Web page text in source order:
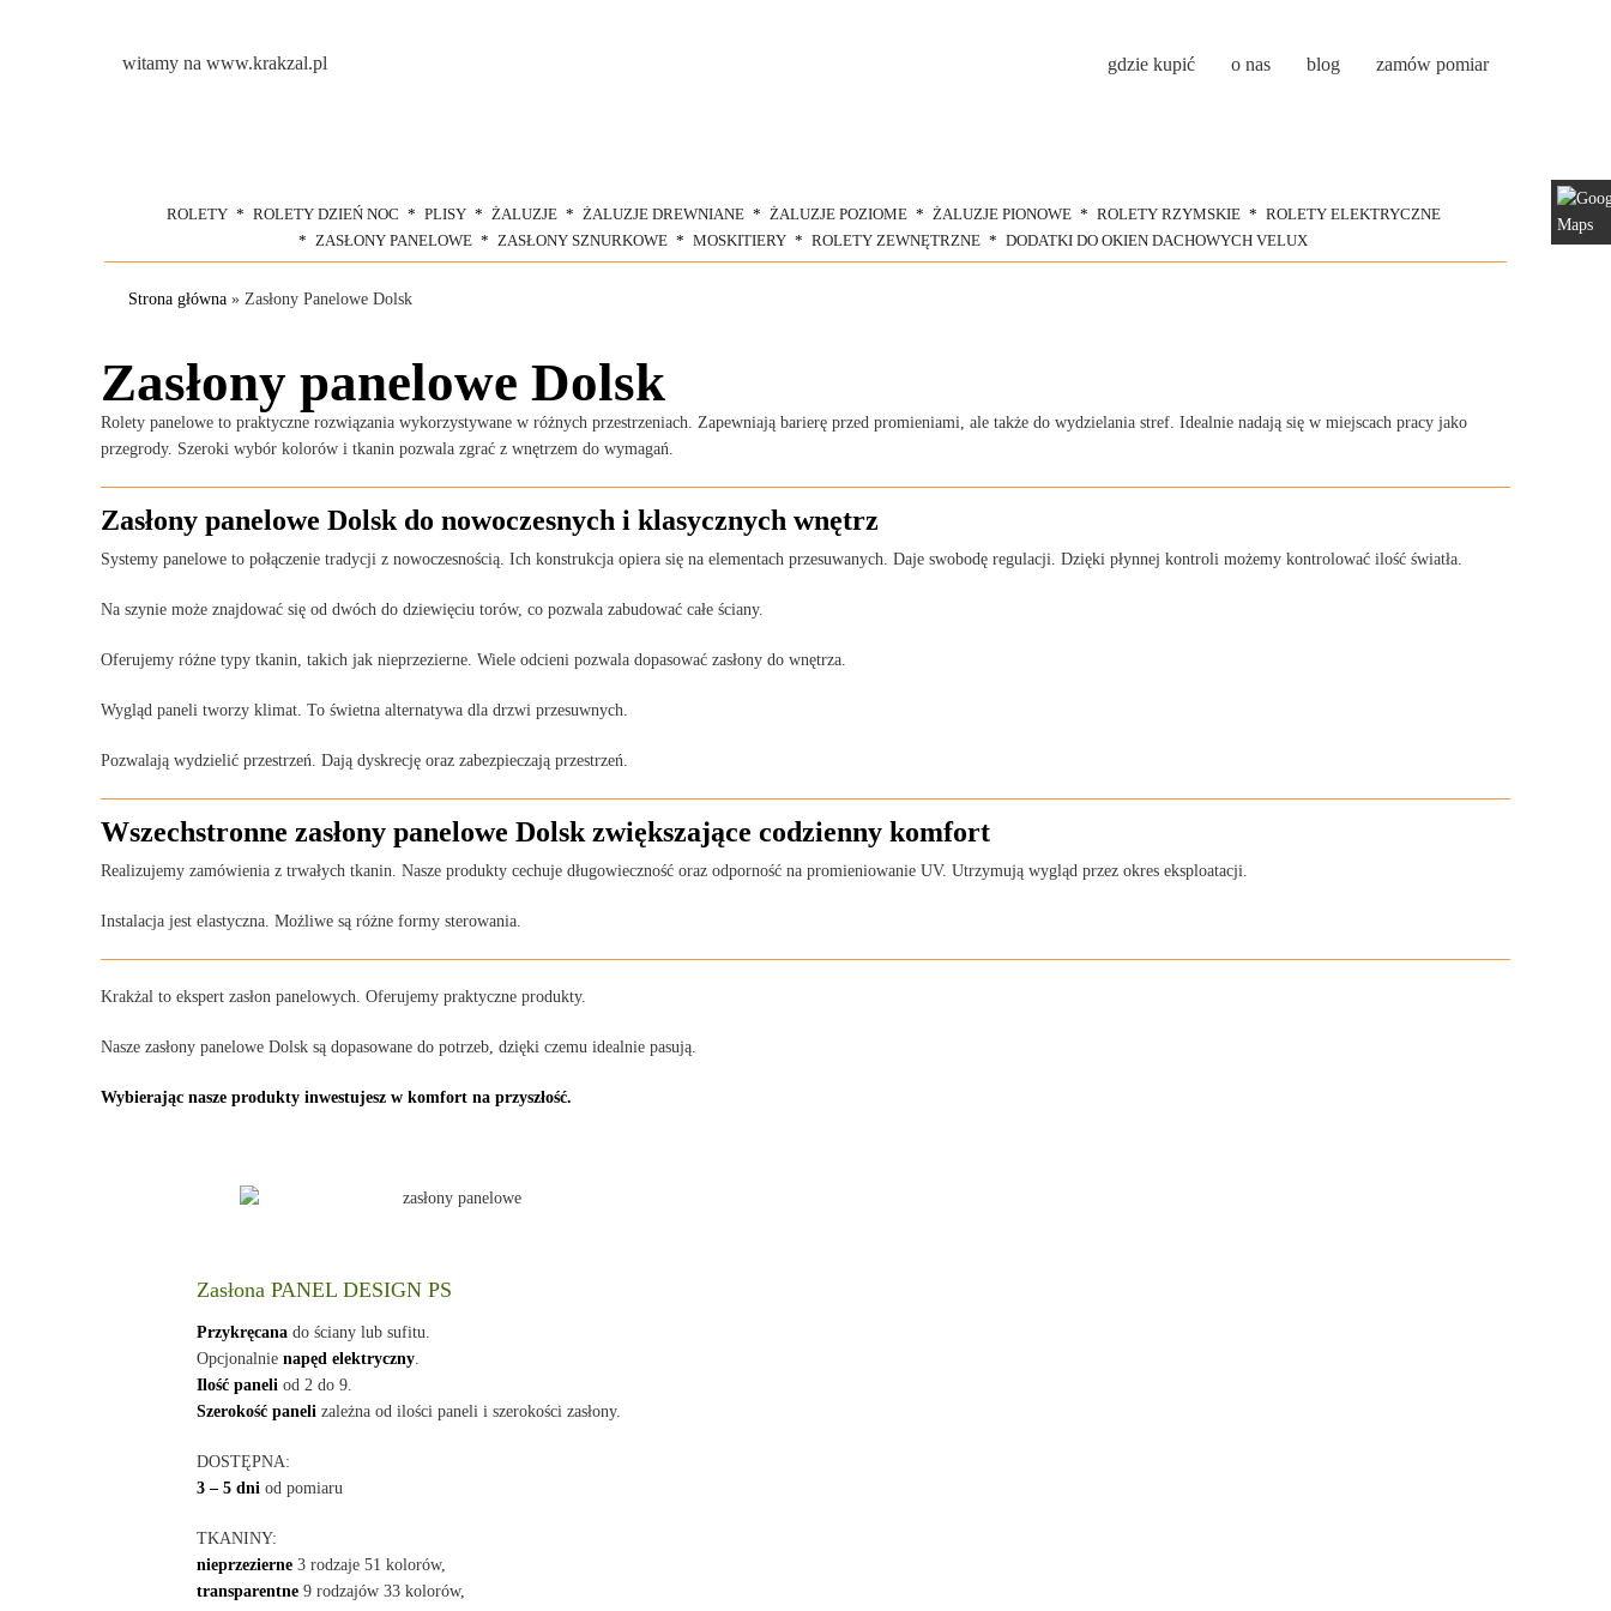
witamy na www.krakzal.pl gdzie kupić o nas blog zamów pomiar
ROLETY ROLETY DZIEŃ NOC PLISY ŻALUZJE ŻALUZJE DREWNIANE ŻALUZJE POZIOME ŻALUZJE PIONOWE ROLETY RZYMSKIE
ROLETY ELEKTRYCZNE
ZASŁONY PANELOWE
ZASŁONY SZNURKOWE MOSKITIERY ROLETY ZEWNĘTRZNE DODATKI DO OKIEN DACHOWYCH VELUX
Strona główna » Zasłony Panelowe Dolsk
Zasłony panelowe Dolsk
Rolety panelowe to praktyczne rozwiązania wykorzystywane w różnych przestrzeniach. Zapewniają barierę przed promieniami, ale także do wydzielania stref. Idealnie nadają się w miejscach pracy jako
przegrody. Szeroki wybór kolorów i tkanin pozwala zgrać z wnętrzem do wymagań.
Zasłony panelowe Dolsk do nowoczesnych i klasycznych wnętrz
Systemy panelowe to połączenie tradycji z nowoczesnością. Ich konstrukcja opiera się na elementach przesuwanych. Daje swobodę regulacji. Dzięki płynnej kontroli możemy kontrolować ilość światła.
Na szynie może znajdować się od dwóch do dziewięciu torów, co pozwala zabudować całe ściany.
Oferujemy różne typy tkanin, takich jak nieprzezierne. Wiele odcieni pozwala dopasować zasłony do wnętrza.
Wygląd paneli tworzy klimat. To świetna alternatywa dla drzwi przesuwnych.
Pozwalają wydzielić przestrzeń. Dają dyskrecję oraz zabezpieczają przestrzeń.
Wszechstronne zasłony panelowe Dolsk zwiększające codzienny komfort
Realizujemy zamówienia z trwałych tkanin. Nasze produkty cechuje długowieczność oraz odporność na promieniowanie UV. Utrzymują wygląd przez okres eksploatacji.
Instalacja jest elastyczna. Możliwe są różne formy sterowania.
Krakżal to ekspert zasłon panelowych. Oferujemy praktyczne produkty.
Nasze zasłony panelowe Dolsk są dopasowane do potrzeb, dzięki czemu idealnie pasują.
Wybierając nasze produkty inwestujesz w komfort na przyszłość.
Zasłona PANEL DESIGN PS
Przykręcana do ściany lub sufitu.
Opcjonalnie napęd elektryczny.
Ilość paneli od 2 do 9.
Szerokość paneli zależna od ilości paneli i szerokości zasłony.
DOSTĘPNA:
3 – 5 dni od pomiaru
TKANINY:
nieprzezierne 3 rodzaje 51 kolorów,
transparentne 9 rodzajów 33 kolorów,